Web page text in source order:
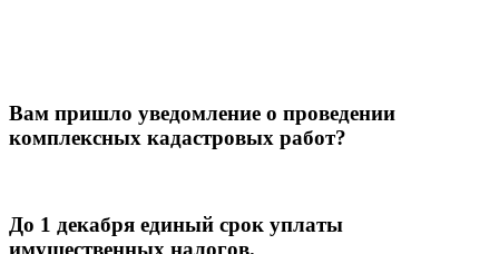
Вам пришло уведомление о проведении
комплексных кадастровых работ?
До 1 декабря единый срок уплаты
имущественных налогов.